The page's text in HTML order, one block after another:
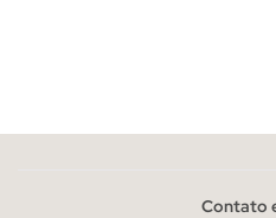
Contato